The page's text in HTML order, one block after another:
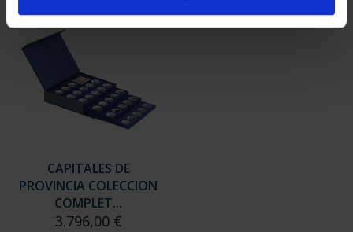
CAPITALES DE
PROVINCIA COLECCION
COMPLET...
3.796,00 €